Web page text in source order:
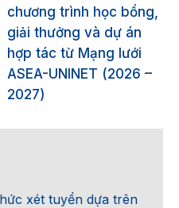
chương trình học bổng,
giải thưởng và dự án
hợp tác từ Mạng lưới
ASEA-UNINET (2026 –
2027)
xét tuyển dựa trên